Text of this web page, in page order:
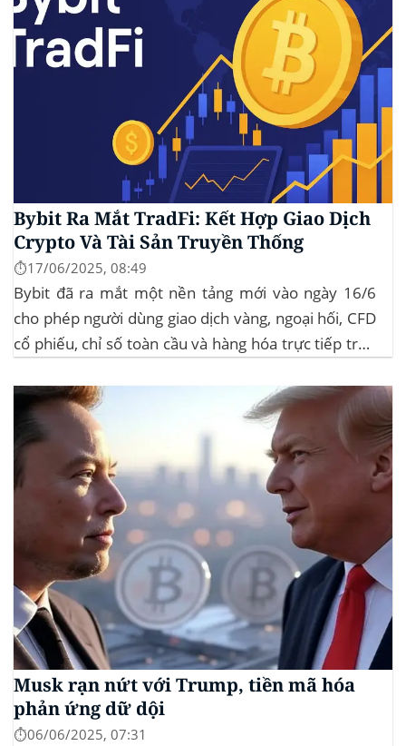
Bybit Ra Mắt TradFi: Kết Hợp Giao Dịch
Crypto Và Tài Sản Truyền Thống
⏱️17/06/2025, 08:49
Bybit đã ra mắt một nền tảng mới vào ngày 16/6
cho phép người dùng giao dịch vàng, ngoại hối, CFD
cổ phiếu, chỉ số toàn cầu và hàng hóa trực tiếp trên
giao dịch tiền mã hóa...
Musk rạn nứt với Trump, tiền mã hóa
phản ứng dữ dội
⏱️06/06/2025, 07:31